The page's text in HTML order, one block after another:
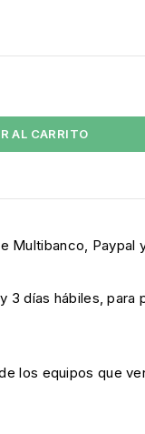
AL CARRITO
Multibanco, Paypal
3 días hábiles,
los equipos que